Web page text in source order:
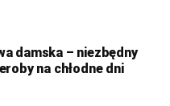
damska – niezbędny
na chłodne dni